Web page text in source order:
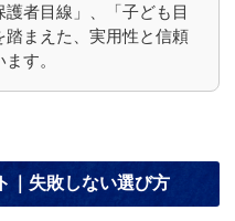
者目線」、「子ども目
まえた、実用性と信頼
す。
｜失敗しない選び方